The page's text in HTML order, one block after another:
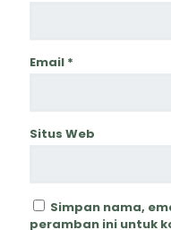
Email *
Situs Web
Simpan nama,
peramban ini untuk